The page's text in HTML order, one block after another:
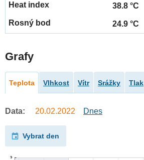
38.8 °C
24.9 °C
Grafy
Teplota Vlhkost Vítr Srážky Tlak
Data: 20.02.2022 Dnes
Vybrat den